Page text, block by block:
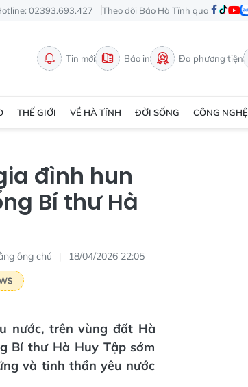
02393.693.427 Theo dõi Báo Hà Tĩnh qua
Tin mới Báo in Đa phương tiện
THẾ GIỚI VỀ HÀ TĨNH ĐỜI SỐNG CÔNG NGHỆ
đình hun
Bí thư Hà
ông chú
18/04/2026 22:05
nước, trên vùng đất Hà
Bí thư Hà Huy Tập sớm
và tinh thần yêu nước